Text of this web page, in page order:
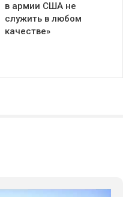
в армии США не
служить в любом
качестве»